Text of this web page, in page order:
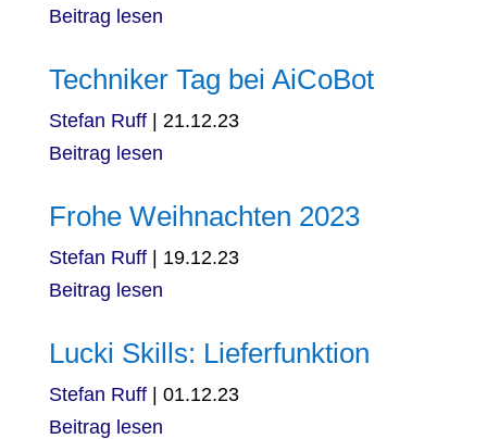
Beitrag lesen
Techniker Tag bei AiCoBot
Stefan Ruff
21.12.23
Beitrag lesen
Frohe Weihnachten 2023
Stefan Ruff
19.12.23
Beitrag lesen
Lucki Skills: Lieferfunktion
Stefan Ruff
01.12.23
Beitrag lesen